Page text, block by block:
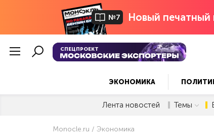
№7 Новый
СПЕЦПРОЕКТ
ЭКОНОМИКА
Лента новостей Темы
Monocle.ru Экономика